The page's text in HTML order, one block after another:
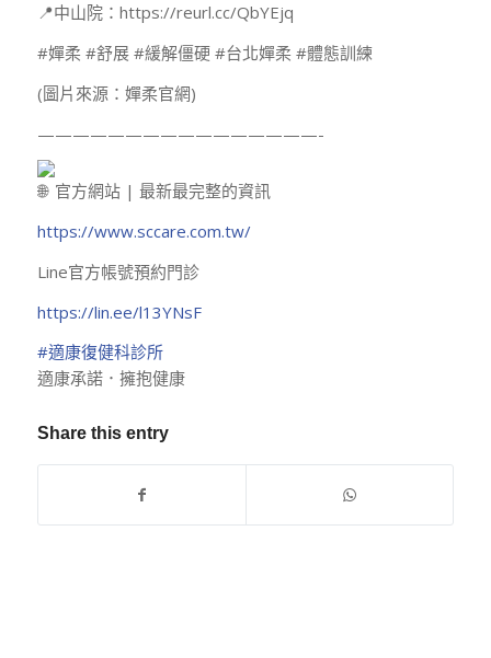
📍中山院：https://reurl.cc/QbYEjq
#嬋柔 #舒展 #緩解僵硬 #台北嬋柔 #體態訓練
(圖片來源：嬋柔官網)
————————————————-
官方網站 | 最新最完整的資訊
https://www.sccare.com.tw/
Line官方帳號預約門診
https://lin.ee/l13YNsF
#適康復健科診所
適康承諾．擁抱健康
Share this entry